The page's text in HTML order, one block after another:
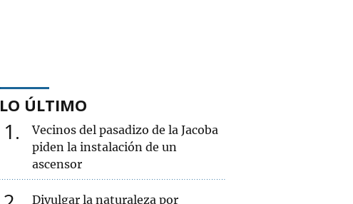
LO ÚLTIMO
1
Vecinos del pasadizo de la Jacoba
piden la instalación de un
ascensor
Divulgar la naturaleza por